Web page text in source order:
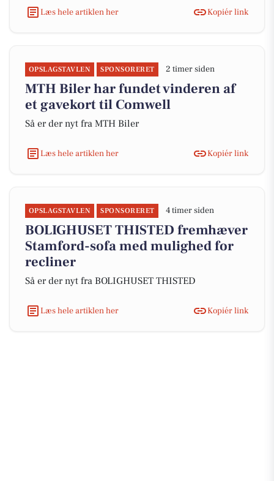
Læs hele artiklen her
Kopiér link
OPSLAGSTAVLEN SPONSORERET 2 timer siden
MTH Biler har fundet vinderen af
et gavekort til Comwell
Så er der nyt fra MTH Biler
Læs hele artiklen her Kopiér link
OPSLAGSTAVLEN SPONSORERET 4 timer siden
BOLIGHUSET THISTED fremhæver
Stamford-sofa med mulighed for
recliner
Så er der nyt fra BOLIGHUSET THISTED
Læs hele artiklen her Kopiér link